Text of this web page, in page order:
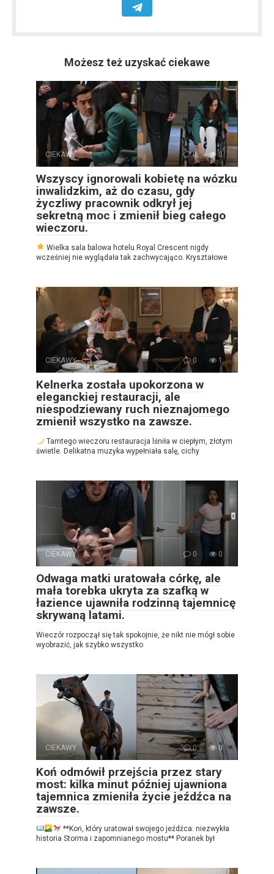
Możesz też uzyskać ciekawe
CIEKAWY 0 0
Wszyscy ignorowali kobietę na wózku
inwalidzkim, aż do czasu, gdy
życzliwy pracownik odkrył jej
sekretną moc i zmienił bieg całego
wieczoru.
Wielka sala balowa hotelu Royal Crescent nigdy
wcześniej nie wyglądała tak zachwycająco. Kryształowe
CIEKAWY 0 1
Kelnerka została upokorzona w
eleganckiej restauracji, ale
niespodziewany ruch nieznajomego
zmienił wszystko na zawsze.
Tamtego wieczoru restauracja lśniła w ciepłym, złotym
świetle. Delikatna muzyka wypełniała salę, cichy
CIEKAWY 0 0
Odwaga matki uratowała córkę, ale
mała torebka ukryta za szafką w
łazience ujawniła rodzinną tajemnicę
skrywaną latami.
Wieczór rozpoczął się tak spokojnie, że nikt nie mógł sobie
wyobrazić, jak szybko wszystko
CIEKAWY 0 0
Koń odmówił przejścia przez stary
most: kilka minut później ujawniona
tajemnica zmieniła życie jeźdźca na
zawsze.
**Koń, który uratował swojego jeźdźca: niezwykła
historia Storma i zapomnianego mostu** Poranek był